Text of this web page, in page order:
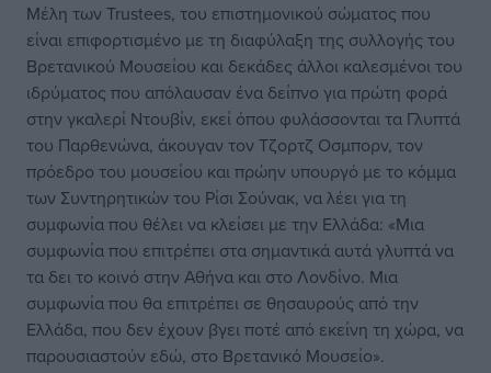
Μέλη των Trustees, του επιστημονικού σώματος που
είναι επιφορτισμένο με τη διαφύλαξη της συλλογής του
Βρετανικού Μουσείου και δεκάδες άλλοι καλεσμένοι του
ιδρύματος που απόλαυσαν ένα δείπνο για πρώτη φορά
στην γκαλερί Ντουβίν, εκεί όπου φυλάσσονται τα Γλυπτά
του Παρθενώνα, άκουγαν τον Τζορτζ Οσμπορν, τον
πρόεδρο του μουσείου και πρώην υπουργό με το κόμμα
των Συντηρητικών του Ρίσι Σούνακ, να λέει για τη
συμφωνία που θέλει να κλείσει με την Ελλάδα: «Μια
συμφωνία που επιτρέπει στα σημαντικά αυτά γλυπτά να
τα δει το κοινό στην Αθήνα και στο Λονδίνο. Μια
συμφωνία που θα επιτρέπει σε θησαυρούς από την
Ελλάδα, που δεν έχουν βγει ποτέ από εκείνη τη χώρα, να
παρουσιαστούν εδώ, στο Βρετανικό Μουσείο».